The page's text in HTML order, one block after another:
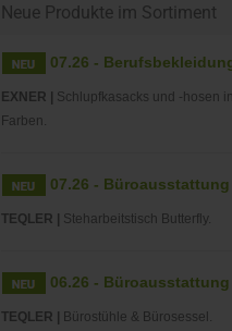
Neue Produkte im Sortiment
07.26 -
EXNER | Schlupfkasacks und -hosen
Farben.
07.26 - Büroausstattung
TEQLER | Steharbeitstisch Butterfly.
06.26 - Büroausstattung
TEQLER | Bürostühle & Bürosessel.